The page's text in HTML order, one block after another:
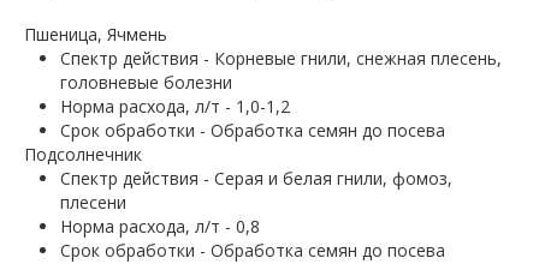
Пшеница, Ячмень
Спектр действия - Корневые гнили, снежная плесень,
головневые болезни
Норма расхода, л/т - 1,0-1,2
Срок обработки - Обработка семян до посева
Подсолнечник
Спектр действия - Серая и белая гнили, фомоз,
плесени
Норма расхода, л/т - 0,8
Срок обработки - Обработка семян до посева